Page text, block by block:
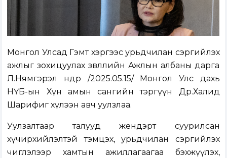
Монгол Улсад Гэмт хэргээс урьдчилан сэргийлэх
ажлыг зохицуулах зөвлөлийн Ажлын албаны дарга
Л.Нямгэрэл өнөөдөр /2025.05.15/ Монгол Улс дахь
НҮБ-ын Хүн амын сангийн тэргүүн Др.Халид
Шарифиг хүлээн авч уулзлаа.
Уулзалтаар талууд жендэрт суурилсан
хүчирхийлэлтэй тэмцэх, урьдчилан сэргийлэх
чиглэлээр хамтын ажиллагаагаа бэхжүүлэх,